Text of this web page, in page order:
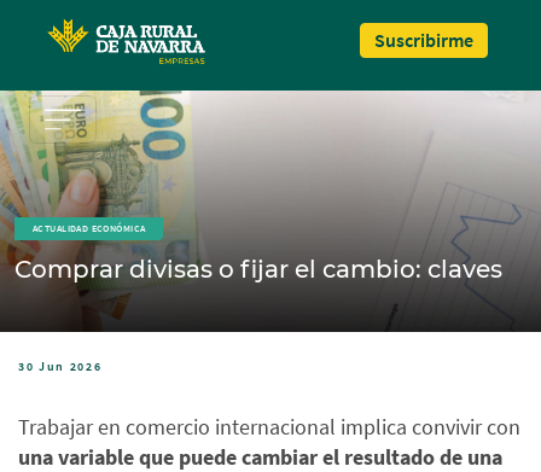
Suscribirme
ACTUALIDAD ECONÓMICA
Comprar divisas o fijar el cambio: claves
30 Jun 2026
Trabajar en comercio internacional implica convivir con
una variable que puede cambiar el resultado de una